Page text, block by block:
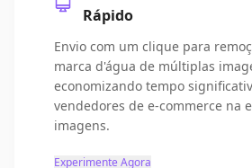
Rápido
Envio com um clique para
marca d'água de múltiplas
economizando tempo
vendedores de e-commerce na
imagens.
Experimente Agora